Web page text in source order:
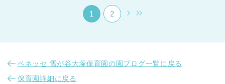
1 2
ベネッセ 雪が谷大塚保育園の園ブログ一覧に戻る
保育園詳細に戻る